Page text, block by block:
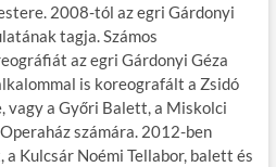
2008-tól az egri Gárdonyi
tagja. Számos
az egri Gárdonyi Géza
is koreografált a Zsidó
a Győri Balett, a Miskolci
számára. 2012-ben
Kulcsár Noémi Tellabor, balett és